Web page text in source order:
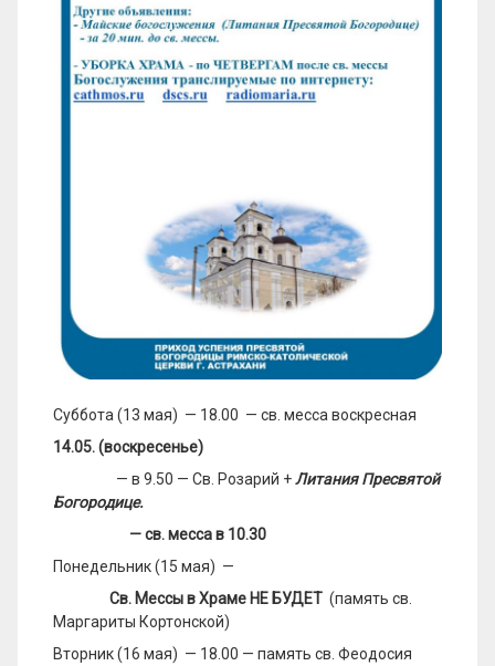
Суббота (13 мая) — 18.00 — св. месса воскресная
14.05. (воскресенье)
— в 9.50 — Св. Розарий +Литания Пресвятой
Богородице.
— св. месса в 10.30
Понедельник (15 мая) —
Св. Мессы в Храме НЕ БУДЕТ (память св.
Маргариты Кортонской)
Вторник (16 мая) — 18.00 — память св. Феодосия